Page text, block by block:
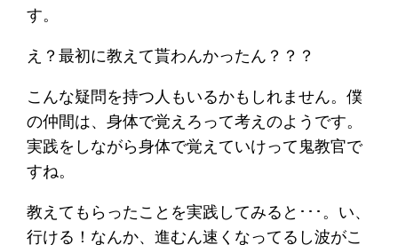
す。
え？最初に教えて貰わんかったん？？？
こんな疑問を持つ人もいるかもしれません。僕
の仲間は、身体で覚えろって考えのようです。
実践をしながら身体で覚えていけって鬼教官で
すね。
教えてもらったことを実践してみると･･･。い、
行ける！なんか、進むん速くなってるし波がこ